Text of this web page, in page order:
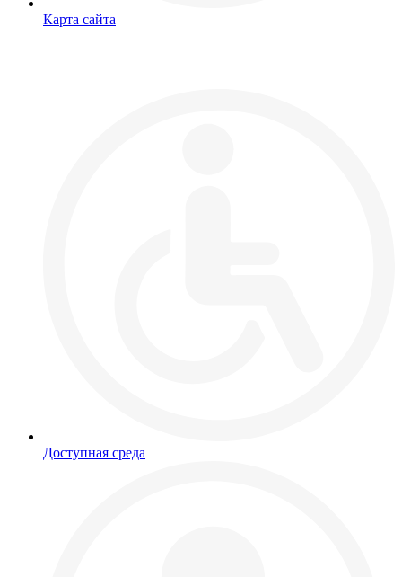
Карта сайта
Доступная среда